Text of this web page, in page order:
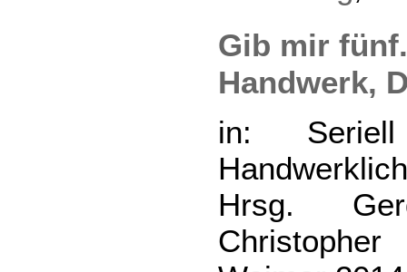
Gib mir
Handwerk,
in:
Hrsg.